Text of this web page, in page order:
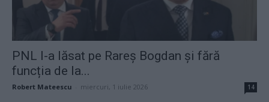
PNL l-a lăsat pe Rareș Bogdan și fără
funcția de la...
Robert Mateescu miercuri, 1 iulie 2026 14